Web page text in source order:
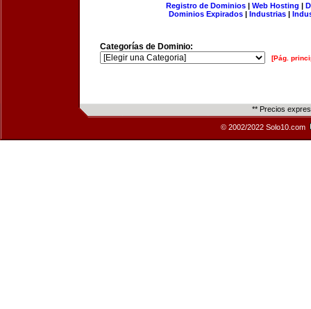
Registro de Dominios| Web Hosting |
Dominios Expirados | Industrias |
Categorías de Dominio:
[Pág.
** Precios
© 2002/2022 Solo10.com